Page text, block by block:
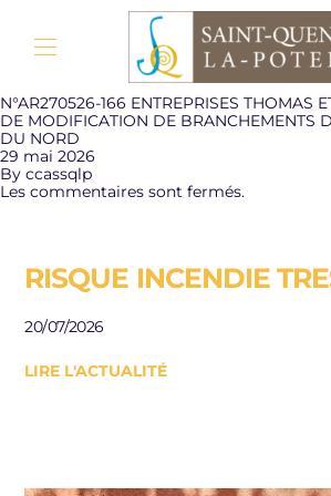
N°AR270526-166 ENTREPRISES THOMAS
DE MODIFICATION DE BRANCHEMENTS
DU NORD
29 mai 2026
By ccassqlp
Les commentaires sont fermés.
RISQUE INCENDIE
LIRE L'ACTUALITÉ
20/07/2026